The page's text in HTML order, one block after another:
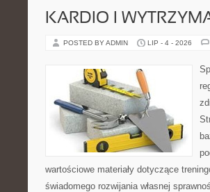
KARDIO I
POSTED BY ADMIN LIP - 4 - 2026
wartościowe materiały dotyczące
świadomego rozwijania własnej